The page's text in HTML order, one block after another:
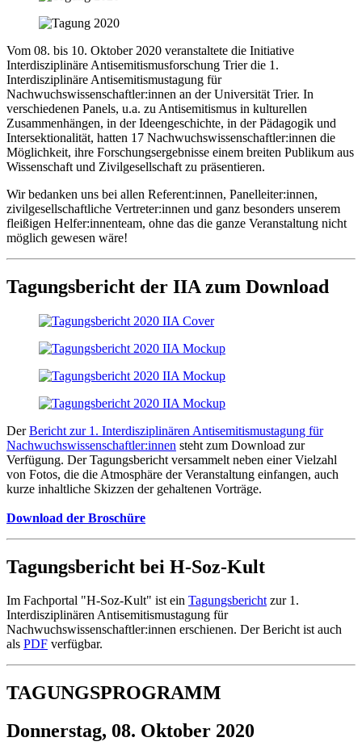
Vom 08. bis 10. Oktober 2020 veranstaltete die Initiative
Interdisziplinäre Antisemitismusforschung Trier die 1.
Interdisziplinäre Antisemitismustagung für
Nachwuchswissenschaftler:innen an der Universität Trier. In
verschiedenen Panels, u.a. zu Antisemitismus in kulturellen
Zusammenhängen, in der Ideengeschichte, in der Pädagogik und
Intersektionalität, hatten 17 Nachwuchswissenschaftler:innen die
Möglichkeit, ihre Forschungsergebnisse einem breiten Publikum aus
Wissenschaft und Zivilgesellschaft zu präsentieren.
Wir bedanken uns bei allen Referent:innen, Panelleiter:innen,
zivilgesellschaftliche Vertreter:innen und ganz besonders unserem
fleißigen Helfer:innenteam, ohne das die ganze Veranstaltung nicht
möglich gewesen wäre!
Tagungsbericht der IIA zum Download
DerBericht zur 1. Interdisziplinären Antisemitismustagung für
Nachwuchswissenschaftler:innen steht zum Download zur
Verfügung. Der Tagungsbericht versammelt neben einer Vielzahl
von Fotos, die die Atmosphäre der Veranstaltung einfangen, auch
kurze inhaltliche Skizzen der gehaltenen Vorträge.
Download der Broschüre
Tagungsbericht bei H-Soz-Kult
Im Fachportal "H-Soz-Kult" ist ein Tagungsberichtzur 1.
Interdisziplinären Antisemitismustagung für
Nachwuchswissenschaftler:innen erschienen. Der Bericht ist auch
als PDF verfügbar.
TAGUNGSPROGRAMM
Donnerstag, 08. Oktober 2020